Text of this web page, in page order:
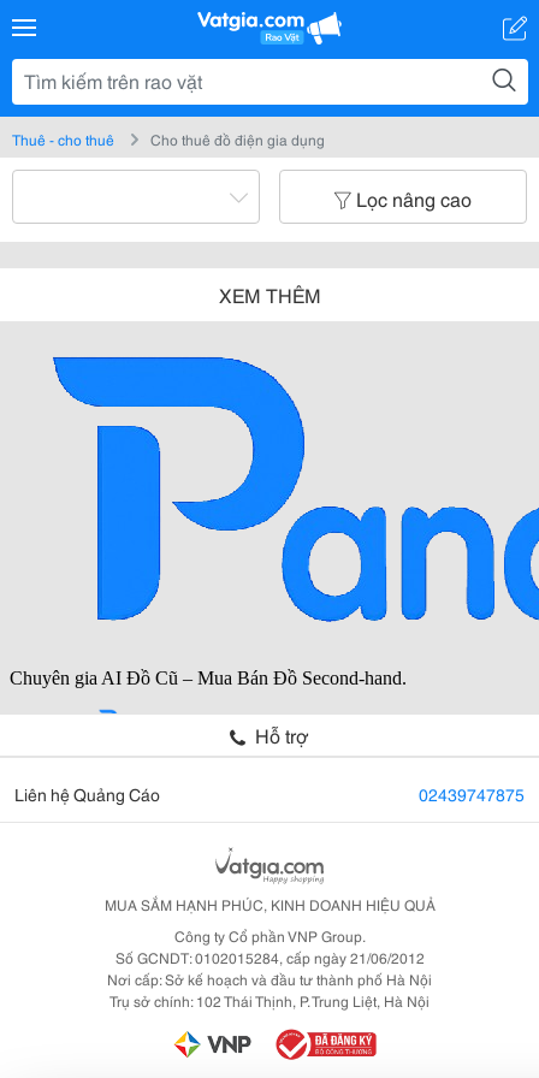
Thuê - cho thuê Cho thuê đồ điện gia dụng
Lọc nâng cao
XEM THÊM
Hỗ trợ
Liên hệ Quảng Cáo 02439747875
MUA SẮM HẠNH PHÚC, KINH DOANH HIỆU QUẢ
Công ty Cổ phần VNP Group.
Số GCNDT: 0102015284, cấp ngày 21/06/2012
Nơi cấp: Sở kế hoạch và đầu tư thành phố Hà Nội
Trụ sở chính: 102 Thái Thịnh, P. Trung Liệt, Hà Nội